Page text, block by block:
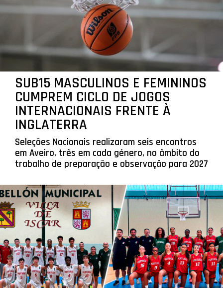
SUB15 MASCULINOS E FEMININOS
CUMPREM CICLO DE JOGOS
INTERNACIONAIS FRENTE À
INGLATERRA
Seleções Nacionais realizaram seis encontros
em Aveiro, três em cada género, no âmbito do
trabalho de preparação e observação para 2027